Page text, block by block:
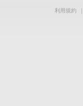
利用規約 ｜